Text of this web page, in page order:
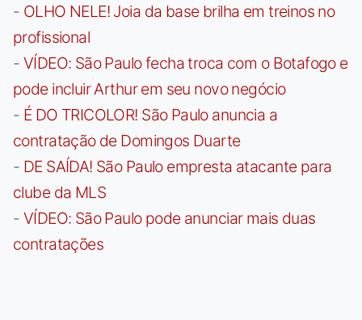
- OLHO NELE! Joia da base brilha em treinos no
profissional
- VÍDEO: São Paulo fecha troca com o Botafogo e
pode incluir Arthur em seu novo negócio
- É DO TRICOLOR! São Paulo anuncia a
contratação de Domingos Duarte
- DE SAÍDA! São Paulo empresta atacante para
clube da MLS
- VÍDEO: São Paulo pode anunciar mais duas
contratações